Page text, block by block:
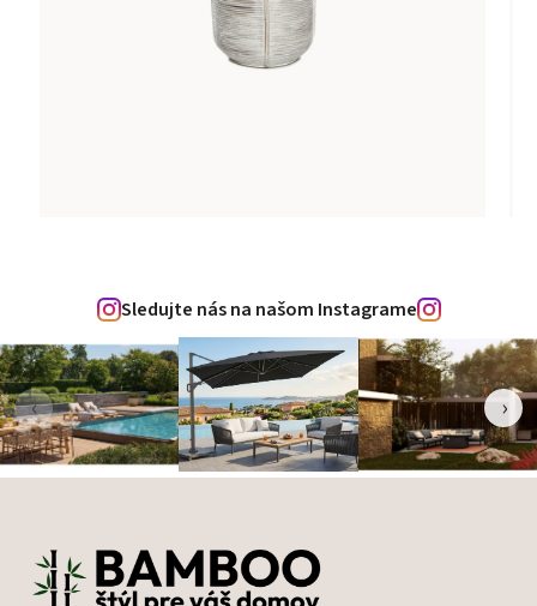
Sledujte nás na našom Instagrame
‹ ›